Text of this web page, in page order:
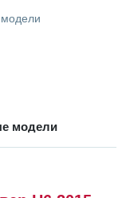
модели